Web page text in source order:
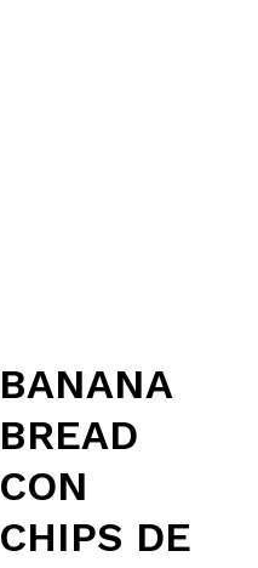
BANANA
BREAD
CON
CHIPS DE